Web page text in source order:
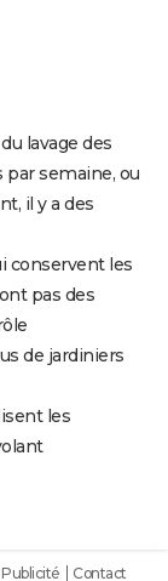
lavage des
par semaine, ou
il y a des
conservent les
pas des
de jardiniers
les
Publicité Contact